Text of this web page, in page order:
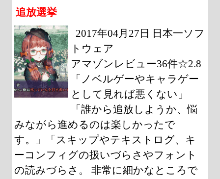
追放選挙
2017年04月27日 日本一ソフ
トウェア
アマゾンレビュー36件☆2.8
「ノベルゲーやキャラゲー
として見れば悪くない」
「誰から追放しようか、悩
みながら進めるのは楽しかったで
す。」「スキップやテキストログ、キ
ーコンフィグの扱いづらさやフォント
の読みづらさ。 非常に細かなところで